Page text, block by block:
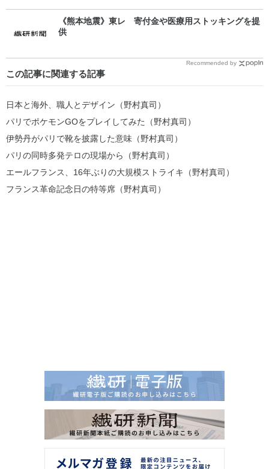
《熊本地震》東レ 寄付金や医療用ストッキングを提
供
Recommended by
この記事に関連する記事
日本と海外、職人とデザイン（野村真司）
パリでポケモンGOをプレイしてみた（野村真司）
伊勢丹がパリで靴を披露した意味（野村真司）
パリの同時多発テロの現場から（野村真司）
エールフランス、16年ぶりの大規模ストライキ（野村真司）
フランス革命記念日の特等席（野村真司）